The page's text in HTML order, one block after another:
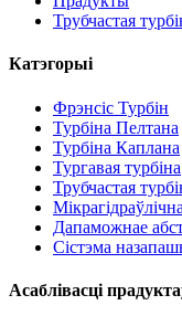
Трубчастая
Катэгорыі
Фрэнсіс Турбін
Турбіна Пелтана
Турбіна Каплана
Тургавая турбіна
Трубчастая
Дапаможнае
Сістэма
Асаблівасці
Гідрагенератар
Нізкі кошт
20-футавы
Маленькая